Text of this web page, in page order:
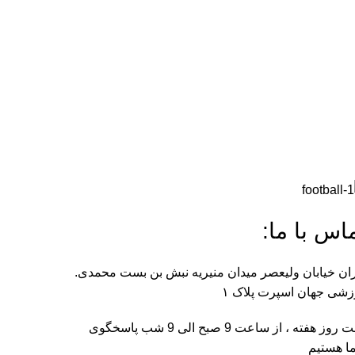
با ما:
خیابان ولیعصر میدان منیریه نبش بن بست محمدی.
جهان اسپرت پلاک ۱
هفت روز هفته ، از ساعت 9 صبح الی 9 شب پاسخگوی
هستیم